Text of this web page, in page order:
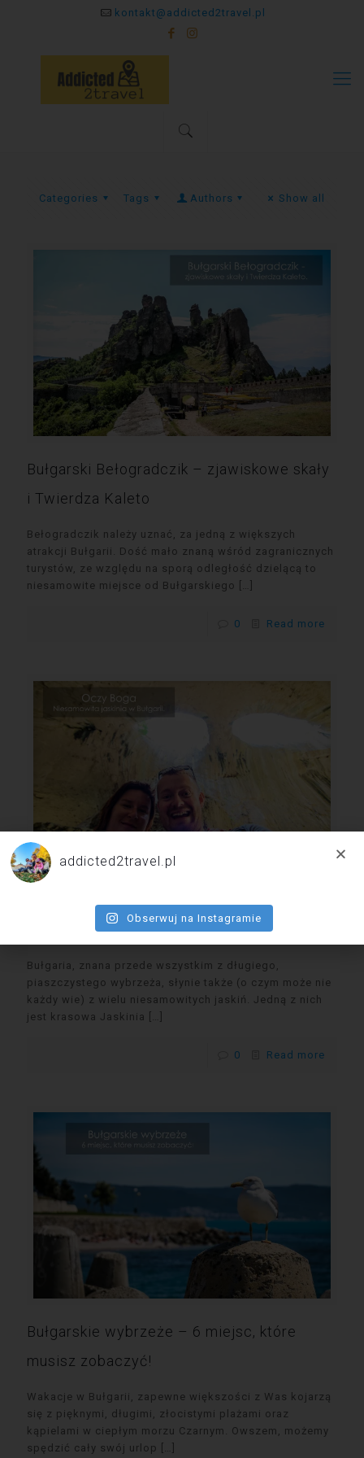
kontakt@addicted2travel.pl
Categories Tags Authors Show all
Bułgarski Bełogradczik – zjawiskowe skały
i Twierdza Kaleto
Bełogradczik należy uznać, za jedną z większych
atrakcji Bułgarii. Dość mało znaną wśród zagranicznych
turystów, ze względu na sporą odległość dzielącą to
niesamowite miejsce od Bułgarskiego
0 Read more
Bułgaria, znana przede wszystkim z długiego,
piaszczystego wybrzeża, słynie także (o czym może nie
każdy wie) z wielu niesamowitych jaskiń. Jedną z nich
jest krasowa Jaskinia
0 Read more
Bułgarskie wybrzeże – 6 miejsc, które
musisz zobaczyć!
Wakacje w Bułgarii, zapewne większości z Was kojarzą
się z pięknymi, długimi, złocistymi plażami oraz
kąpielami w ciepłym morzu Czarnym. Owszem, możemy
spędzić cały swój urlop
addicted2travel.pl
Obserwuj na Instagramie